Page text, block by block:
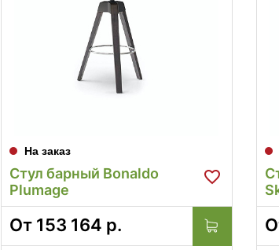
На заказ
Стул барный Bonaldo
Plumage
От 153 164 р.